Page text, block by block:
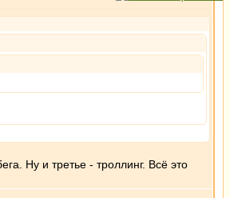
Ну и третье - троллинг. Всё это